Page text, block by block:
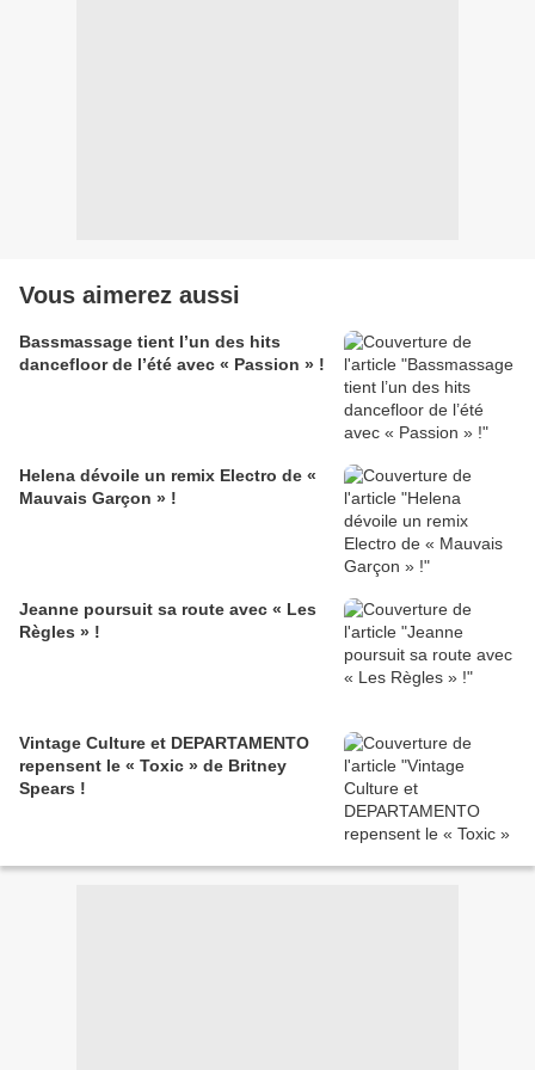
Vous aimerez aussi
Bassmassage tient l’un des hits
dancefloor de l’été avec « Passion » !
Helena dévoile un remix Electro de «
Mauvais Garçon » !
Jeanne poursuit sa route avec « Les
Règles » !
Vintage Culture et DEPARTAMENTO
repensent le « Toxic » de Britney
Spears !